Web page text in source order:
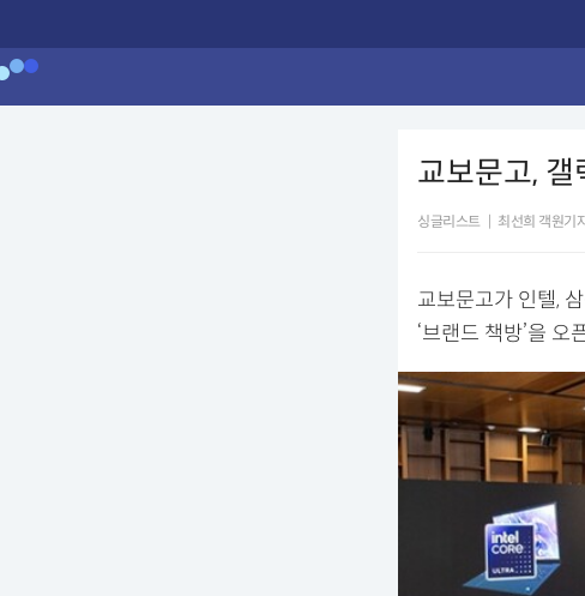
교보문고, 갤
싱글리스트 최선희 객원기
교보문고가 인텔,
‘브랜드 책방’을 오